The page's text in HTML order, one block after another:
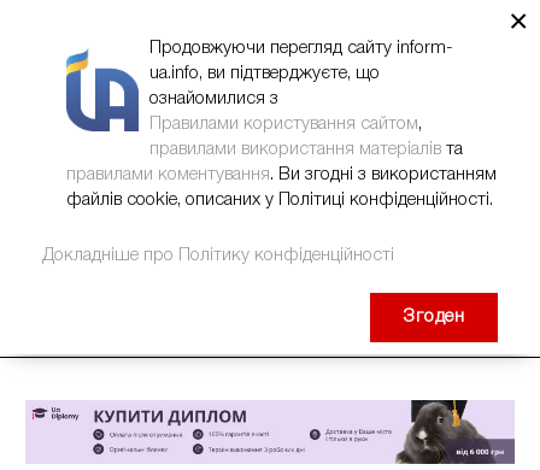
×
Продовжуючи перегляд сайту inform-
ua.info, ви підтверджуєте, що
ознайомилися з
Правилами користування сайтом,
правилами використання матеріалів та
правилами коментування. Ви згодні з використанням
файлів cookie, описаних у Політиці конфіденційності.
Докладніше про Політику конфіденційності
Згоден